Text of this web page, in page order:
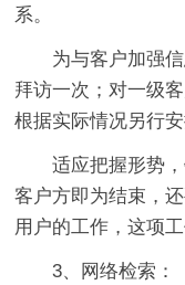
系。
为与客户加强
拜访一次；对一级
根据实际情况另行
适应把握形势
客户方即为结束，
用户的工作，这项
3、网络检索：